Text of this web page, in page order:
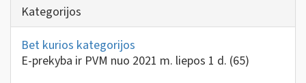
Kategorijos
Bet kurios kategorijos
E-prekyba ir PVM nuo 2021 m. liepos 1 d. (65)